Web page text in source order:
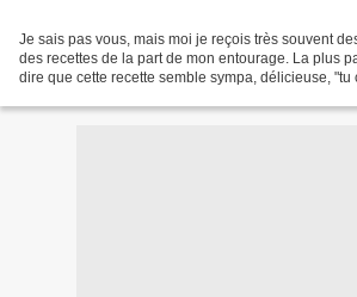
Je sais pas vous, mais moi je reçois très souvent
des recettes de la part de mon entourage. La plus
dire que cette recette semble sympa, délicieuse, "tu